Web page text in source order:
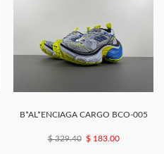
B*AL*ENCIAGA CARGO BCO-005
$ 329.40 $ 183.00